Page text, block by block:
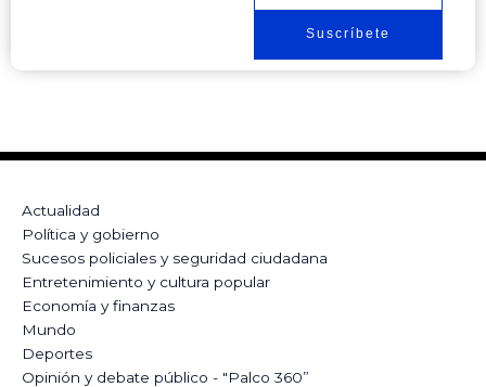
Suscríbete
Actualidad
Política y gobierno
Sucesos policiales y seguridad ciudadana
Entretenimiento y cultura popular
Economía y finanzas
Mundo
Deportes
Opinión y debate público - "Palco 360”